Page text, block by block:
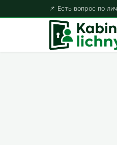
📌 Есть вопрос по